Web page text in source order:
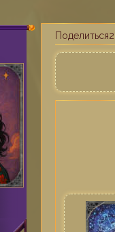
Поделиться